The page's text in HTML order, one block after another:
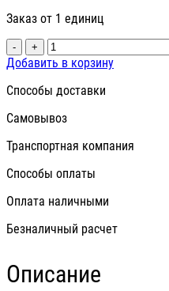
Заказ от 1 единиц
- +
Добавить в корзину
Способы доставки
Самовывоз
Транспортная компания
Способы оплаты
Оплата наличными
Безналичный расчет
Описание